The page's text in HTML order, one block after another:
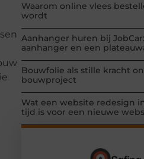
Waarom online vlees
wordt
Aanhanger huren bij
aanhanger en een
Bouwfolie als stille kracht
bouwproject
Wat een website redesign
tijd is voor een nieuwe